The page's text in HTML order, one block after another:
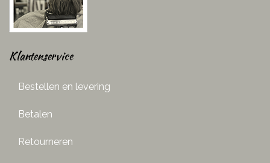
Klantenservice
Bestellen en levering
Betalen
Retourneren